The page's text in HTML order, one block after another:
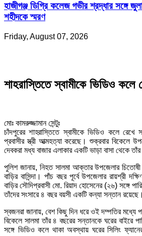
হাজীগঞ্জ ডিগ্রি কলেজ গভীর শ্রদ্ধার সঙ্গে
শহীদকে স্মরণ
Friday, August 07, 2026
শাহরাস্তিতে স্বামীকে ভিডিও কলে
মোঃ কামরুজ্জামান সেন্টুঃ
চাঁদপুরের শাহরাস্তিতে স্বামীকে ভিডিও কলে
প্রবাসীর স্ত্রী আত্মহত্যা করেছে। শুক্রবার বিকেলে
দেবকরা মধ্য বাজার এলাকার একটি ভাড়া বাসা থেকে
পুলিশ জানায়, নিহত সালমা আক্তার উপজেলার চিতোষী
বাড়ির বাসিন্দা। পাঁচ বছর পূর্বে উপজেলার রায়শ্রী
বাড়ির সৌদিপ্রবাসী মো. রিয়াদ হোসেনের (২৬) সঙ্গে
তাঁদের সংসারে ৪ বছর বয়সী একটি কন্যা সন্তান রয়েছে।
স্বজনরা জানায়, বেশ কিছু দিন ধরে ওই দম্পতির মধ্যে
বিকেলে সালমা তাঁর ৪ বছরের সন্তানকে ঘরের বাইরে
সঙ্গে ভিডিও কলে থাকা অবস্থায় ঘরের সিলিং